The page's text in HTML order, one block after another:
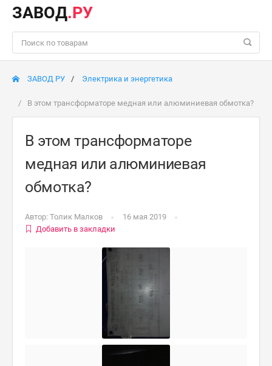
ЗАВОД.РУ
ЗАВОД РУ Электрика и энергетика
В этом трансформаторе медная или алюминиевая обмотка?
В этом трансформаторе
медная или алюминиевая
обмотка?
Автор: Толик Малков
16 мая 2019
Добавить в закладки